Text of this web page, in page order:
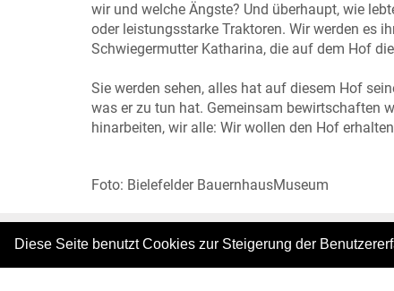
Diese Seite benutzt Cookies zur Steigerung der
wir und welche Ängste? Und überhaupt, wie
oder leistungsstarke Traktoren. Wir werden es
Schwiegermutter Katharina, die auf dem Hof
Sie werden sehen, alles hat auf diesem Hof
was er zu tun hat. Gemeinsam bewirtschaften
hinarbeiten, wir alle: Wir wollen den Hof
Foto: Bielefelder BauernhausMuseum
|